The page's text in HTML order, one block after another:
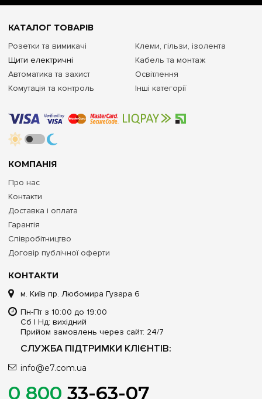
КОНТАКТИ
м. Київ пр. Любомира Гузара 6
Пн-Пт з 10:00 до 19:00
Сб | Нд: вихідний
Прийом замовлень через сайт: 24/7
СЛУЖБА ПІДТРИМКИ КЛІЄНТІВ:
info@e7.com.ua
0 800 33-63-07
КОМПАНІЯ
Про нас
Контакти
Доставка і оплата
Гарантія
Співробітництво
Договір публічної оферти
КАТАЛОГ ТОВАРІВ
Розетки та вимикачі
Щити електричні
Автоматика та захист
Комутація та контроль
Клеми, гільзи, ізолента
Кабель та монтаж
Освітлення
Інші категорії